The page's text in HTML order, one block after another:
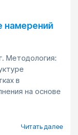
намерений
Методология:
в
на основе
Читать далее